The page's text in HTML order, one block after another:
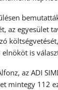
az egyesület
elnököt is
az ADI
mintegy 112